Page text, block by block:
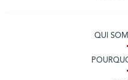
QUI